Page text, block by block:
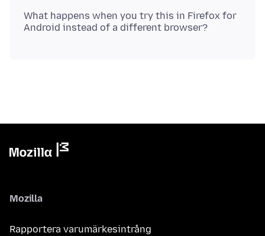
What happens when you try this in Firefox for
Mozilla
Rapportera varumärkesintrång